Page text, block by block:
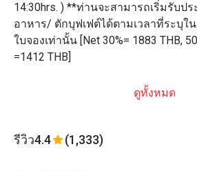
14:30hrs. ) **ท่านจะสามารถเริ่มรับป
อาหาร/ ตักบุฟเฟต์ได้ตามเวลาที่ระบุใน
ใบจองเท่านั้น [Net 30%= 1883 THB,
=1412 THB]
ดูทั้งหมด
รีวิว4.4 (1,333)